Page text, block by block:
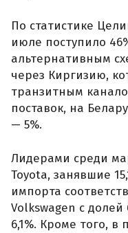
По статистике
июле поступило
альтернативным
через Киргизию,
транзитным
поставок, на
— 5%.
Лидерами среди
Toyota, занявшие
импорта
Volkswagen с долей
6,1%. Кроме того, в